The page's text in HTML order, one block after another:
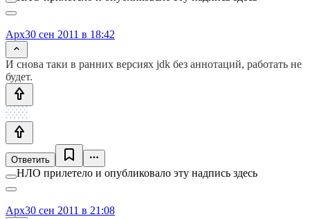
Apx30 сен 2011 в 18:42
И снова таки в ранних версиях jdk без аннотаций, работать не
будет.
Ответить
НЛО прилетело и опубликовало эту надпись здесь
Apx30 сен 2011 в 21:08